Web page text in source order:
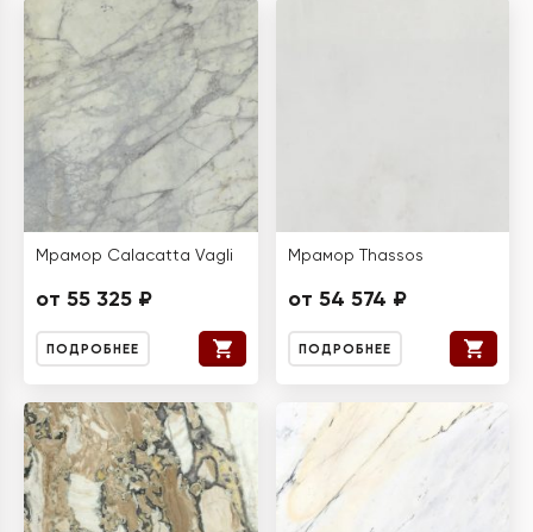
Мрамор Calacatta Vagli
от 55 325 ₽
ПОДРОБНЕЕ
Мрамор Thassos
от 54 574 ₽
ПОДРОБНЕЕ